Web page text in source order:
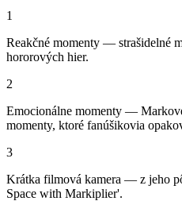
1
Reakčné momenty — strašidelné
hororových hier.
2
Emocionálne momenty —
momenty, ktoré fanúšikovia
3
Krátka filmová kamera — z jeho
Space with Markiplier'.